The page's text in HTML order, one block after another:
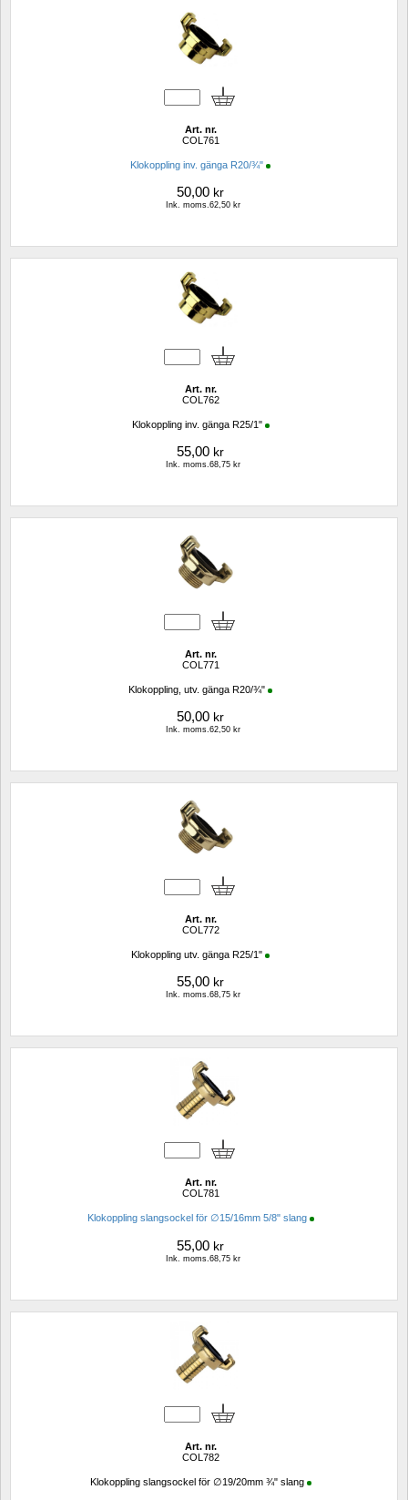
Art. nr.
COL761
Klokoppling inv. gänga R20/¾"
50,00 kr
Ink. moms.62,50 kr
Art. nr.
COL762
Klokoppling inv. gänga R25/1"
55,00 kr
Ink. moms.68,75 kr
Art. nr.
COL771
Klokoppling, utv. gänga R20/¾"
50,00 kr
Ink. moms.62,50 kr
Art. nr.
COL772
Klokoppling utv. gänga R25/1"
55,00 kr
Ink. moms.68,75 kr
Art. nr.
COL781
Klokoppling slangsockel för ∅15/16mm 5/8" slang
55,00 kr
Ink. moms.68,75 kr
Art. nr.
COL782
Klokoppling slangsockel för ∅19/20mm ¾" slang